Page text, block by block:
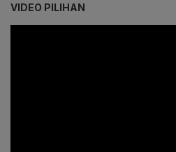
VIDEO PILIHAN